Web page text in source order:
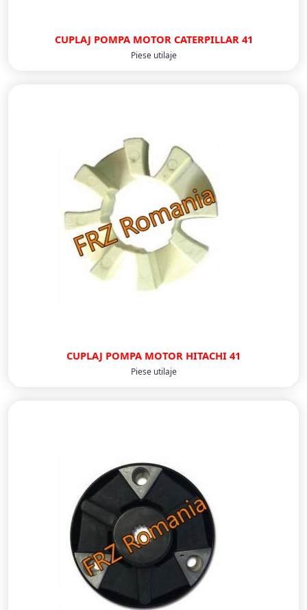
CUPLAJ POMPA MOTOR CATERPILLAR 41
Piese utilaje
CUPLAJ POMPA MOTOR HITACHI 41
Piese utilaje